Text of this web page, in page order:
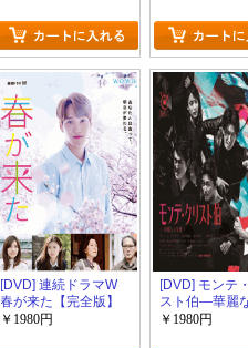
[DVD] 連続ドラマW
春が来た【完全版】
(初回生産限定版)
￥1980円
[DVD] モンテ
スト伯―華麗
讐【完全版】(
￥1980円